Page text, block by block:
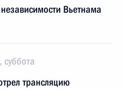
Вьетнама
трансляцию